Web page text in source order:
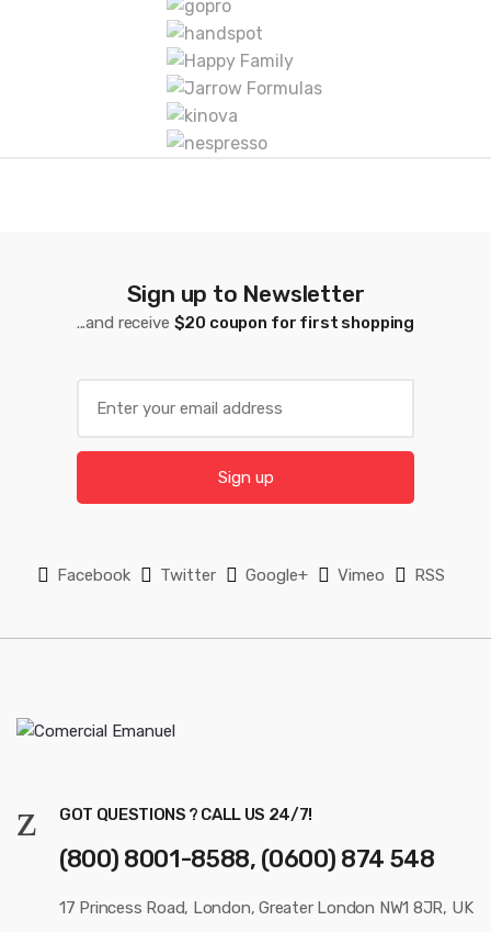
Sign up to Newsletter
...and receive $20 coupon for first shopping
a
l
Sign up
Facebook Twitter Google+ Vimeo RSS
GOT QUESTIONS ? CALL US 24/7!
(800) 8001-8588, (0600) 874 548
17 Princess Road, London, Greater London NW1 8JR, UK